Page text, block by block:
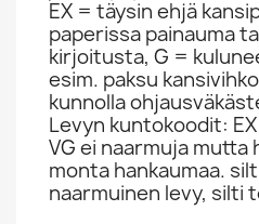
EX = täysin ehjä
paperissa painauma
kirjoitusta, G =
esim. paksu
kunnolla
Levyn kuntokoodit:
VG ei naarmuja mutta
monta hankaumaa.
naarmuinen levy, silti